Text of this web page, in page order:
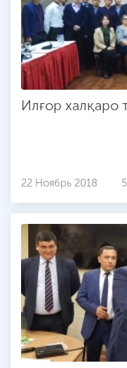
Илғор халқаро
22 Ноябрь 2018